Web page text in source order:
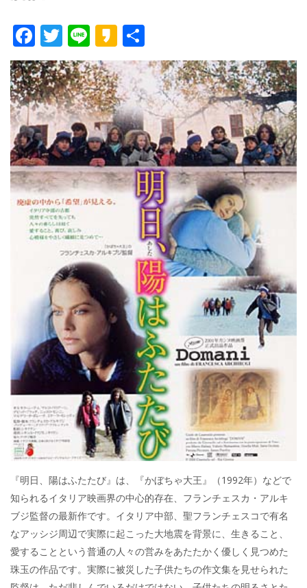
F
ac
e
b
o
o
k
T
w
itt
er
Li
n
e
K
a
k
a
o
有
『明日、陽はふたたび』は、『かぼちゃ大王』（1992年）などで
知られるイタリア映画界の中心的存在、フランチェスカ・アルキ
ブジ監督の最新作です。イタリア中部、聖フランチェスコで有名
なアッシジ周辺で実際に起こった大地震を背景に、生きること、
愛することという普通の人々の営みをあたたかく優しく見つめた
珠玉の作品です。実際に被災した子供たちの作文集を見せられた